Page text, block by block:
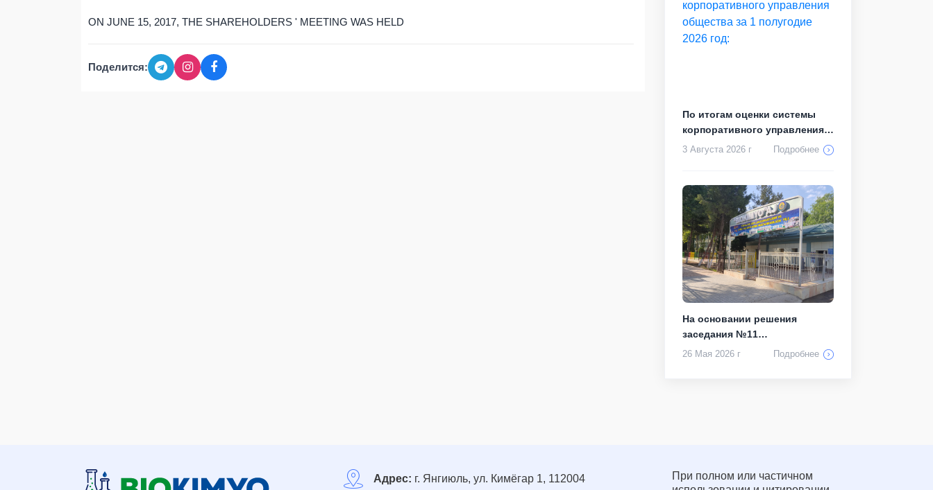
ON JUNE 15, 2017, THE SHAREHOLDERS ' MEETING WAS HELD
Поделится:
По итогам оценки системы
корпоративного управления
общества ...
3 Августа 2026 г Подробнее
На основании решения
заседания №11
наблюдательного совета об...
26 Мая 2026 г Подробнее
Адрес: г. Янгиюль, ул. Кимёгар 1, 112004
При полном или частичном